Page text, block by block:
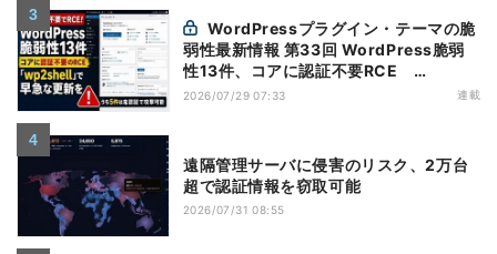
弱性最新情報 第33回 WordPress脆弱
性13件、コアに認証不要RCE
「wp2shell」で早急な更新を【7月16日
2026/07/29 07:33 連載
遠隔管理サーバに侵害のリスク、2万台
超で認証情報を窃取可能
2026/07/31 08:55